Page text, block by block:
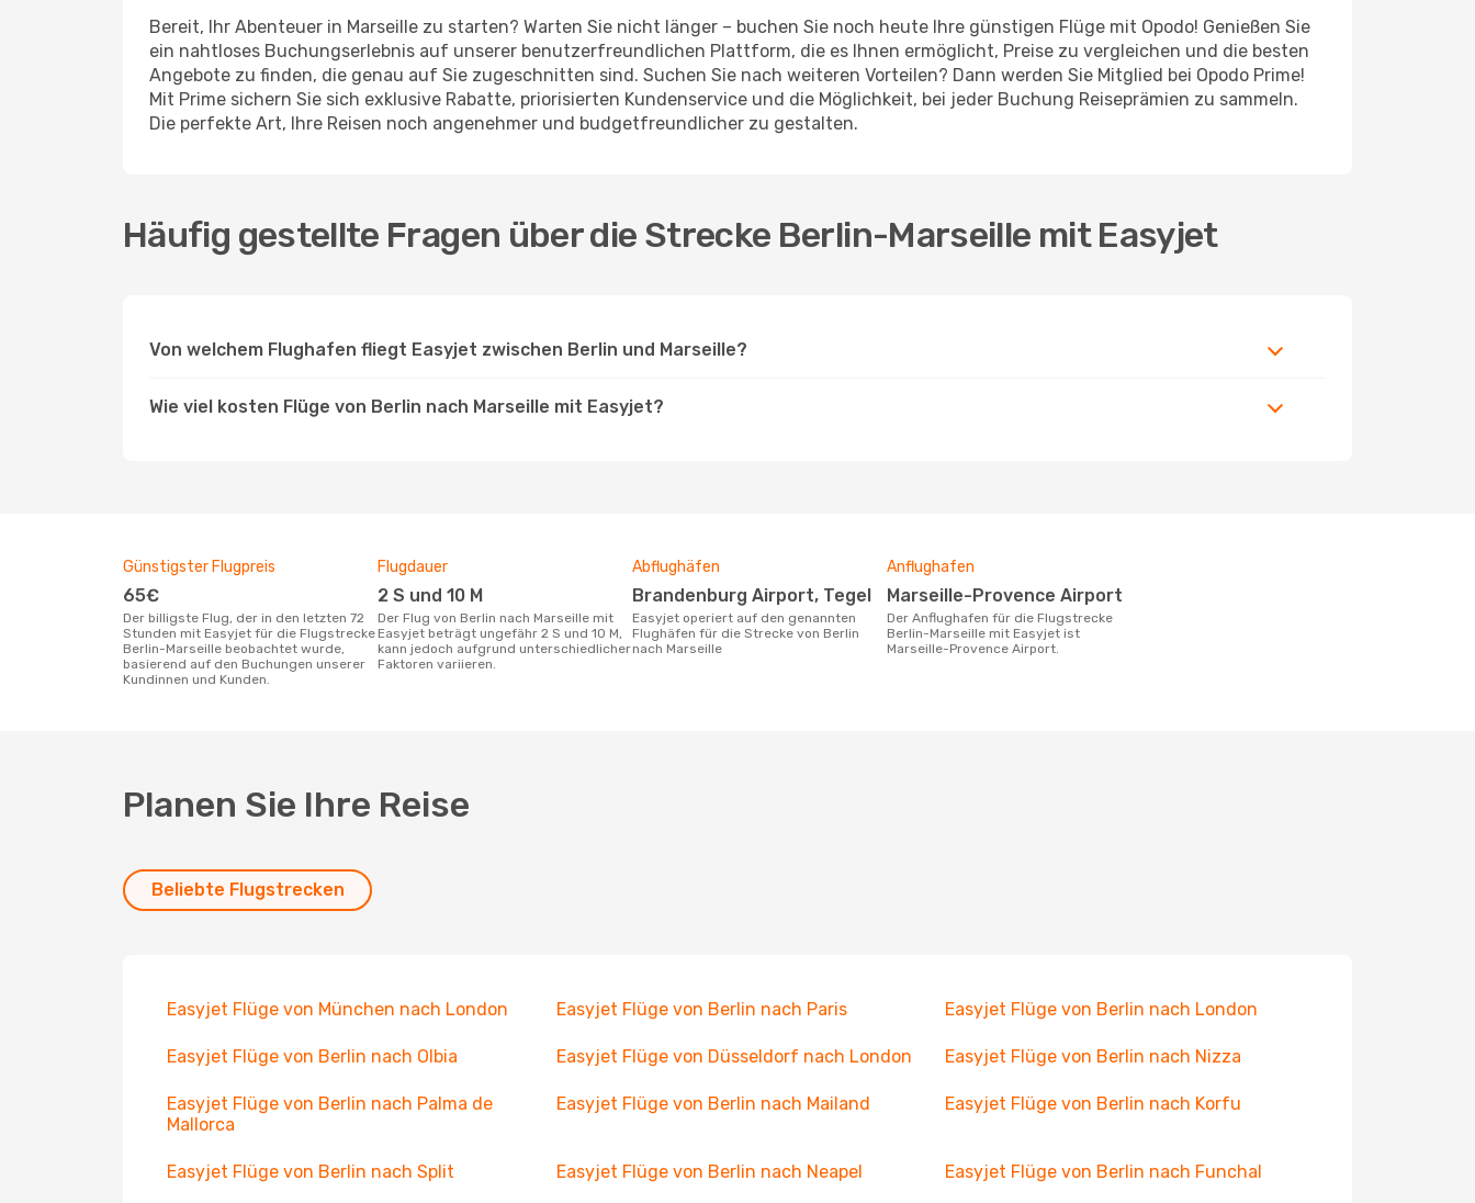
Bereit, Ihr Abenteuer in Marseille zu starten? Warten Sie nicht länger – buchen Sie noch heute Ihre günstigen Flüge mit Opodo! Genießen Sie
ein nahtloses Buchungserlebnis auf unserer benutzerfreundlichen Plattform, die es Ihnen ermöglicht, Preise zu vergleichen und die besten
Angebote zu finden, die genau auf Sie zugeschnitten sind. Suchen Sie nach weiteren Vorteilen? Dann werden Sie Mitglied bei Opodo Prime!
Mit Prime sichern Sie sich exklusive Rabatte, priorisierten Kundenservice und die Möglichkeit, bei jeder Buchung Reiseprämien zu sammeln.
Die perfekte Art, Ihre Reisen noch angenehmer und budgetfreundlicher zu gestalten.
Häufig gestellte Fragen über die Strecke Berlin-Marseille mit Easyjet
Von welchem Flughafen fliegt Easyjet zwischen Berlin und Marseille?
Wie viel kosten Flüge von Berlin nach Marseille mit Easyjet?
Günstigster Flugpreis
65€
Der billigste Flug, der in den letzten 72
Stunden mit Easyjet für die Flugstrecke
Berlin-Marseille beobachtet wurde,
basierend auf den Buchungen unserer
Kundinnen und Kunden.
Flugdauer
2 S und 10 M
Der Flug von Berlin nach Marseille mit
Easyjet beträgt ungefähr 2 S und 10 M,
kann jedoch aufgrund unterschiedlicher
Faktoren variieren.
Abflughäfen
Brandenburg Airport, Tegel
Easyjet operiert auf den genannten
Flughäfen für die Strecke von Berlin
nach Marseille
Anflughafen
Marseille-Provence Airport
Der Anflughafen für die Flugstrecke
Berlin-Marseille mit Easyjet ist
Marseille-Provence Airport.
Planen Sie Ihre Reise
Beliebte Flugstrecken
Easyjet Flüge von München nach London Easyjet Flüge von Berlin nach Paris Easyjet Flüge von Berlin nach London
Easyjet Flüge von Berlin nach Olbia Easyjet Flüge von Düsseldorf nach London Easyjet Flüge von Berlin nach Nizza
Easyjet Flüge von Berlin nach Palma de
Mallorca
Easyjet Flüge von Berlin nach Mailand Easyjet Flüge von Berlin nach Korfu
Easyjet Flüge von Berlin nach Split Easyjet Flüge von Berlin nach Neapel Easyjet Flüge von Berlin nach Funchal